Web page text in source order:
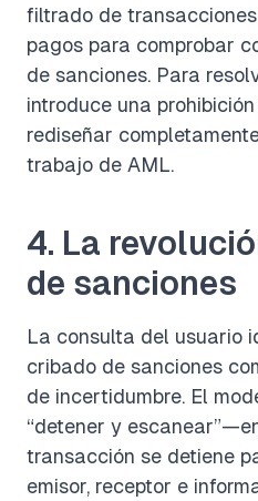
filtrado de
pagos para comprobar
de sanciones. Para
introduce una
rediseñar
trabajo de AML.
4. La
de sanciones
La consulta del usuario
cribado de sanciones
de incertidumbre. El
“detener y
transacción se detiene
emisor, receptor e